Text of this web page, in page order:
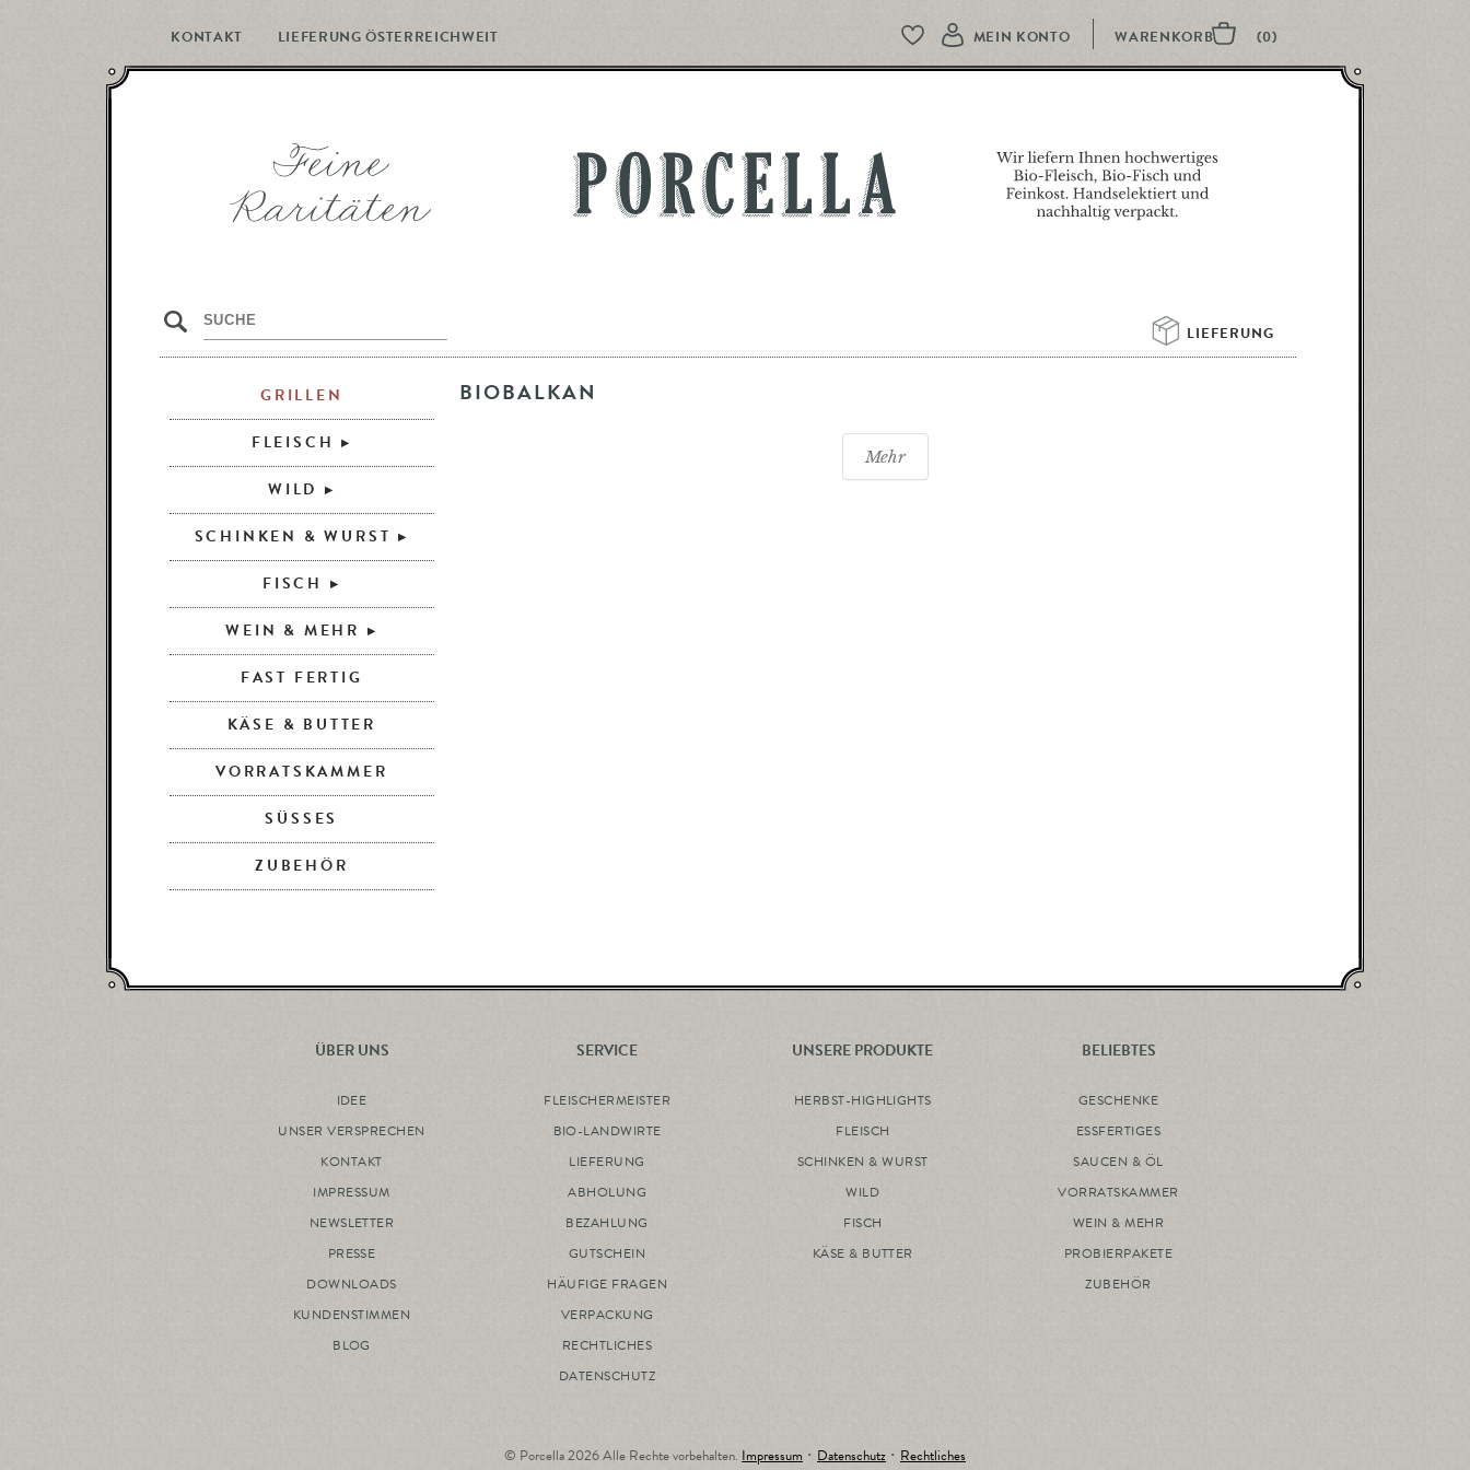
KONTAKT LIEFERUNG ÖSTERREICHWEIT
PORCELLA
MEIN KONTO
LIEFERUNG
s
BIOBALKAN
Mehr
GRILLEN
FLEISCH
WILD
SCHINKEN & WURST
FISCH
WEIN & MEHR
FAST FERTIG
KÄSE & BUTTER
VORRATSKAMMER
SÜSSES
ZUBEHÖR
ÜBER UNS
IDEE
UNSER VERSPRECHEN
KONTAKT
IMPRESSUM
NEWSLETTER
PRESSE
DOWNLOADS
KUNDENSTIMMEN
BLOG
SERVICE
FLEISCHERMEISTER
BIO-LANDWIRTE
LIEFERUNG
ABHOLUNG
BEZAHLUNG
GUTSCHEIN
HÄUFIGE FRAGEN
VERPACKUNG
RECHTLICHES
DATENSCHUTZ
UNSERE PRODUKTE
HERBST-HIGHLIGHTS
FLEISCH
SCHINKEN & WURST
WILD
FISCH
KÄSE & BUTTER
BELIEBTES
GESCHENKE
ESSFERTIGES
SAUCEN & ÖL
VORRATSKAMMER
WEIN & MEHR
PROBIERPAKETE
ZUBEHÖR
© Porcella 2026 Alle Rechte vorbehalten. Impressum ･ Datenschutz ･ Rechtliches